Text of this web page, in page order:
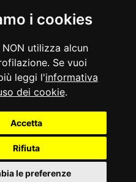
i cookies
utilizza alcun
Se vuoi
leggi l'informativa
dei cookie.
Accetta
Rifiuta
le preferenze
|glossario
|feedback
da